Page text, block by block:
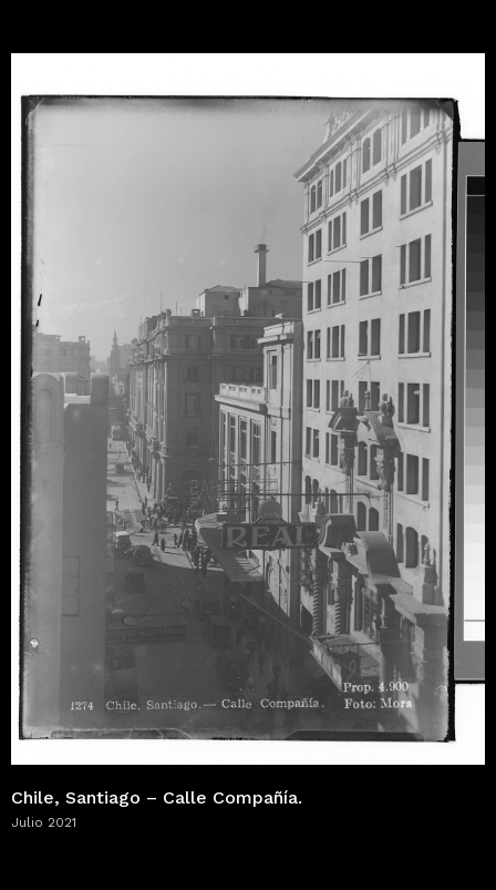
Chile, Santiago – Calle Compañía.
Julio 2021